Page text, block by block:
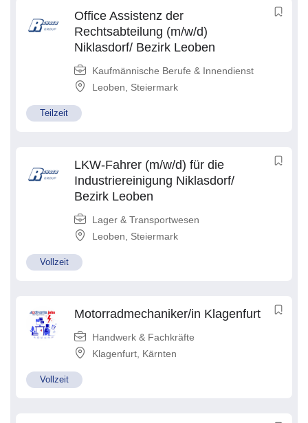
Office Assistenz der
Rechtsabteilung (m/w/d)
Niklasdorf/ Bezirk Leoben
Kaufmännische Berufe & Innendienst
Leoben
Steiermark
Teilzeit
LKW-Fahrer (m/w/d) für die
Industriereinigung Niklasdorf/
Bezirk Leoben
Lager & Transportwesen
Leoben
Steiermark
Vollzeit
Motorradmechaniker/in Klagenfurt
Handwerk & Fachkräfte
Klagenfurt Kärnten
Vollzeit